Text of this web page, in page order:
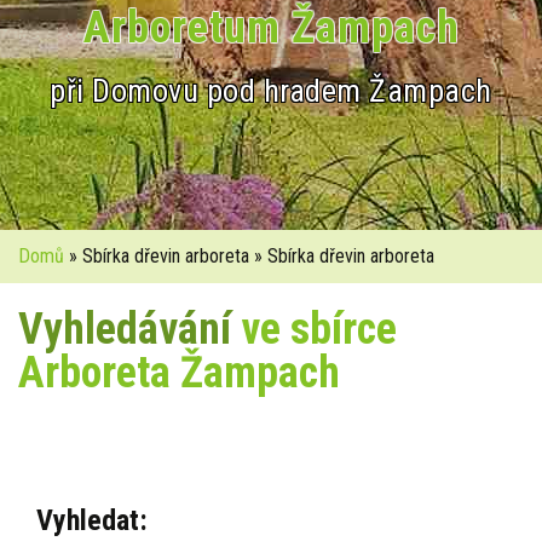
Arboretum Žampach
při Domovu pod hradem Žampach
Domů » Sbírka dřevin arboreta » Sbírka dřevin arboreta
Vyhledáváníve sbírce
Arboreta Žampach
Vyhledat: